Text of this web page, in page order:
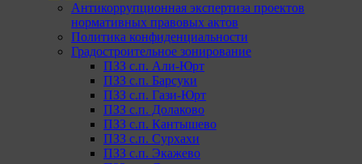
Антикоррупционная экспертиза проектов
нормативных правовых актов
Политика конфиденциальности
Градостроительное зонирование
ПЗЗ с.п. Али-Юрт
ПЗЗ с.п. Барсуки
ПЗЗ с.п. Гази-Юрт
ПЗЗ с.п. Долаково
ПЗЗ с.п. Кантышево
ПЗЗ с.п. Сурхахи
ПЗЗ с.п. Экажево